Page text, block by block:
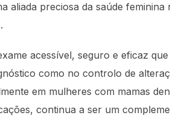
aliada preciosa da saúde
acessível, seguro e eficaz
como no controlo de
em mulheres com mamas
continua a ser um